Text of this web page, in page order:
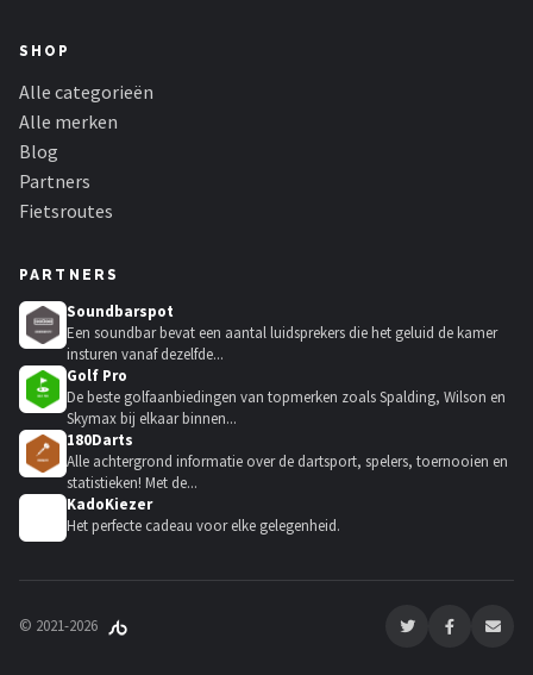
SHOP
Alle categorieën
Alle merken
Blog
Partners
Fietsroutes
PARTNERS
Soundbarspot
Een soundbar bevat een aantal luidsprekers die het geluid de kamer
insturen vanaf dezelfde...
Golf Pro
De beste golfaanbiedingen van topmerken zoals Spalding, Wilson en
Skymax bij elkaar binnen...
180Darts
Alle achtergrond informatie over de dartsport, spelers, toernooien en
statistieken! Met de...
KadoKiezer
Het perfecte cadeau voor elke gelegenheid.
© 2021-2026